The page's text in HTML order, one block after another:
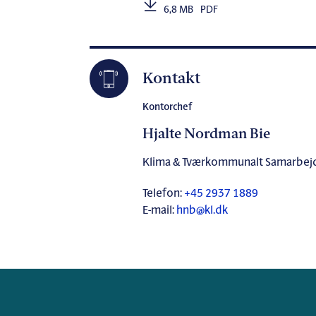
6,8 MB PDF
Kontakt
Kontorchef
Hjalte Nordman Bie
Klima & Tværkommunalt
Telefon:+45 2937 1889
E-mail: hnb@kl.dk